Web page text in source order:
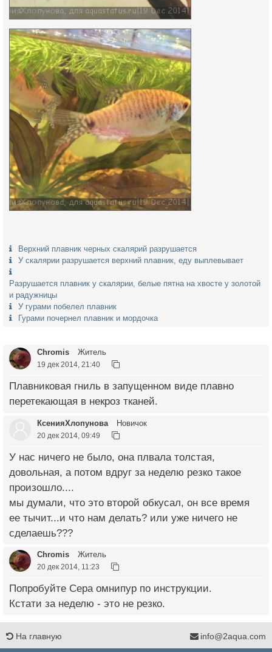
Верхний плавник черных скалярий разрушается
У скалярии разрушается верхний плавник, еду выплевывает
Разрушается плавник у скалярии, белые пятна на хвосте у золотой
и радужницы
У гурами побелел плавник
Гурами почернел плавник и мордочка
Chromis Житель
19 дек 2014, 21:40
Плавниковая гниль в запущенном виде плавно
перетекающая в некроз тканей.
КсенияХлопунова Новичок
20 дек 2014, 09:49
У нас ничего не было, она плвала толстая,
довольная, а потом вдруг за неделю резко такое
произошло....
мы думали, что это второй обкусал, он все время
ее тычит...и что нам делать? или уже ничего не
сделаешь???
Chromis Житель
20 дек 2014, 11:23
Попробуйте Сера омнипур по инструкции.
Кстати за неделю - это не резко.
На главную info@2aqua.com